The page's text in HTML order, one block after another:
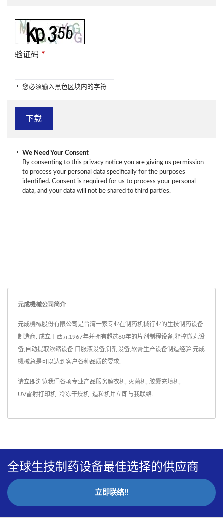
验证码 *
您必须输入黑色区块内的字符
We Need Your Consent
By consenting to this privacy notice you are giving us permission
to process your personal data specifically for the purposes
identified. Consent is required for us to process your personal
data, and your data will not be shared to third parties.
元成機械公司简介
元成機械股份有限公司是台湾一家专业在制药机械行业的生技制药设备
制造商. 成立于西元1967年并拥有超过60年的片剂制程设备,释控微丸设
备,自动提取浓缩设备,口服液设备,针剂设备,软膏生产设备制造经验,元成
機械总是可以达到客户各种品质的要求.
请立即浏览我们各项专业产品服务膜衣机 灭菌机 胶囊充填机
UV雷射打印机 冷冻干燥机 造粒机并立即与我联络
全球生技制药设备最佳选择的供应商
立即联络!!